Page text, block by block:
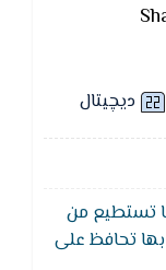
ديچيتال
تستطيع من
بها تحافظ على